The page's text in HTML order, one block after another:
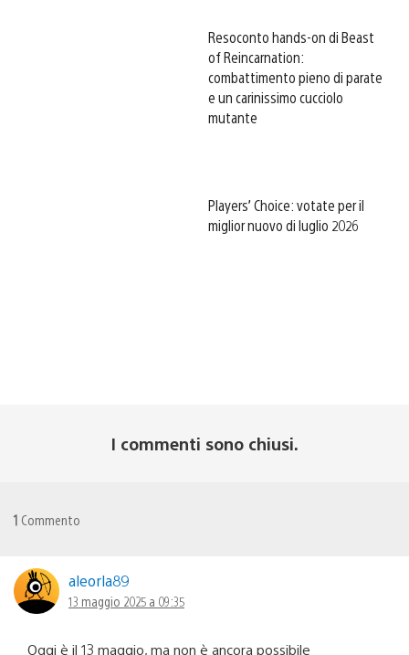
Resoconto hands-on di Beast
of Reincarnation:
combattimento pieno di parate
e un carinissimo cucciolo
mutante
Players’ Choice: votate per il
miglior nuovo di luglio 2026
I commenti sono chiusi.
1 Commento
aleorla89
13 maggio 2025 a 09:35
Oggi è il 13 maggio, ma non è ancora possibile